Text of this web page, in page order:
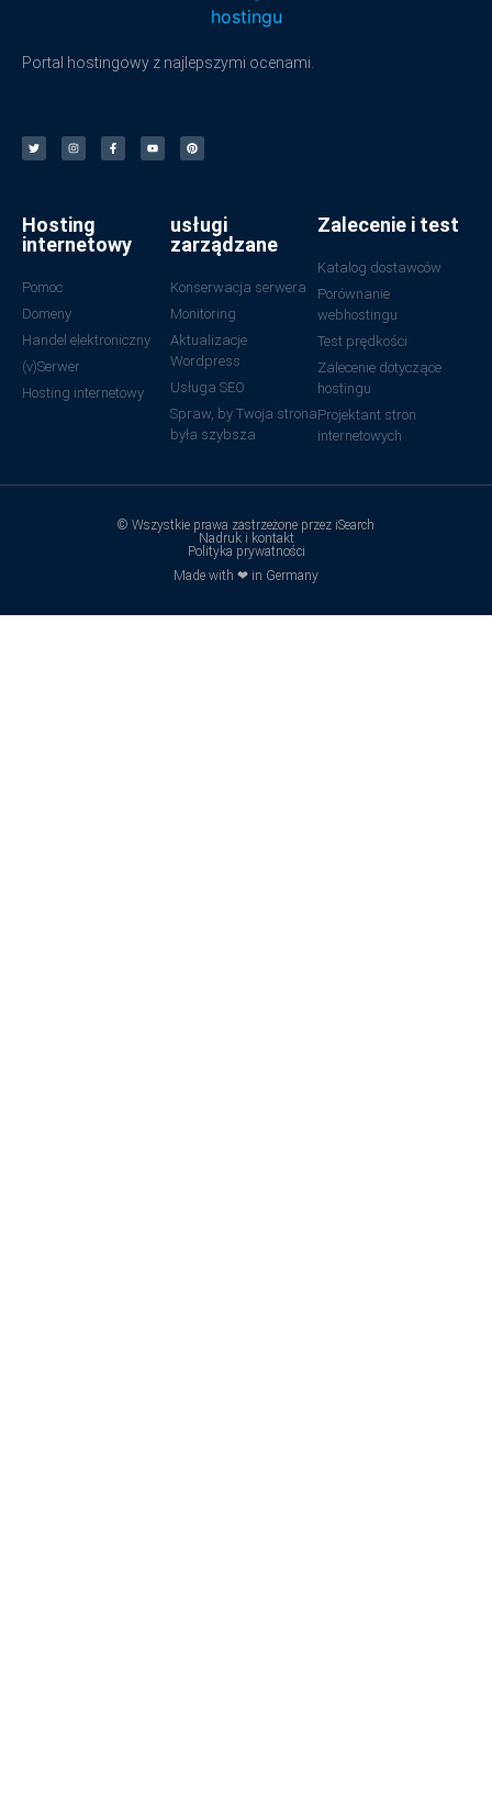
Portal hostingowy z najlepszymi ocenami.
Hosting
internetowy
Pomoc
Domeny
Handel elektroniczny
(v)Serwer
Hosting internetowy
usługi
zarządzane
Konserwacja serwera
Monitoring
Aktualizacje
Wordpress
Usługa SEO
Spraw, by Twoja strona
była szybsza
Zalecenie i test
Katalog dostawców
Porównanie
webhostingu
Test prędkości
Zalecenie dotyczące
hostingu
Projektant stron
internetowych
© Wszystkie prawa zastrzeżone przez iSearch
Nadruk i kontakt
Polityka prywatności
Made with ❤ in Germany